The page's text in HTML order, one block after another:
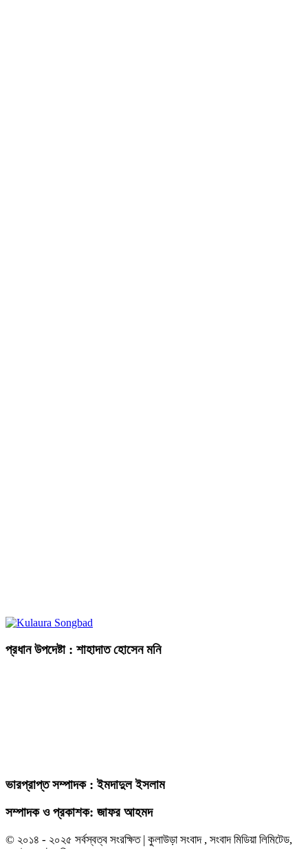
প্রধান উপদেষ্টা : শাহাদাত হোসেন মনি
ভারপ্রাপ্ত সম্পাদক : ইমদাদুল ইসলাম
সম্পাদক ও প্রকাশক: জাফর আহমদ
© ২০১৪ - ২০২৫ সর্বস্বত্ব সংরক্ষিত | কুলাউড়া সংবাদ , সংবাদ মিডিয়া লিমিটেড,